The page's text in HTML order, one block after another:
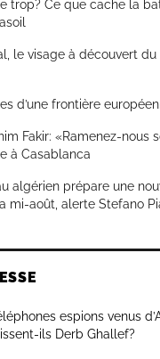
trop? Ce que cache la
le visage à découvert du
d’une frontière
Fakir: «Ramenez-nous
à Casablanca
algérien prépare une
mi-août, alerte Stefano
espions venus
ils Derb Ghallef?